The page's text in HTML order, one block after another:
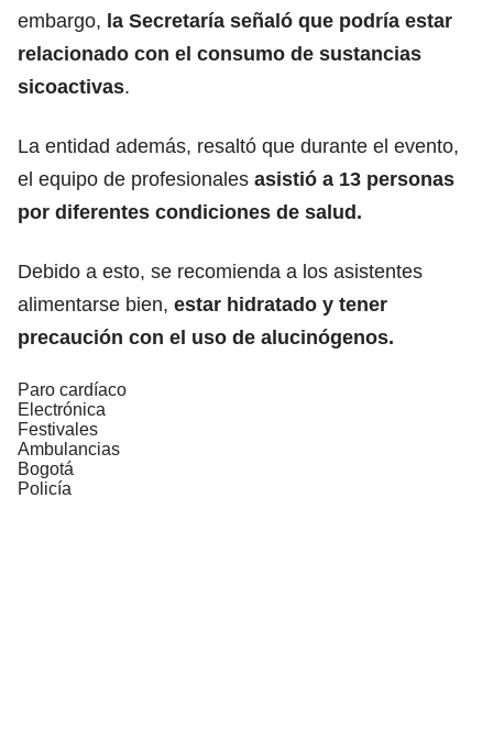
embargo, la Secretaría señaló que podría estar
relacionado con el consumo de sustancias
sicoactivas.
La entidad además, resaltó que durante el evento,
el equipo de profesionales asistió a 13 personas
por diferentes condiciones de salud.
Debido a esto, se recomienda a los asistentes
alimentarse bien, estar hidratado y tener
precaución con el uso de alucinógenos.
Paro cardíaco
Electrónica
Festivales
Ambulancias
Bogotá
Policía